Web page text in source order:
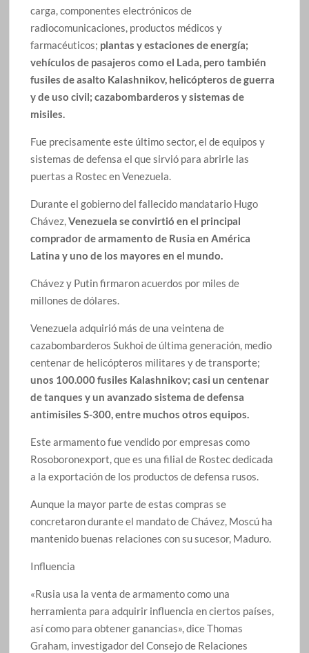
carga, componentes electrónicos de
radiocomunicaciones, productos médicos y
farmacéuticos; plantas y estaciones de energía;
vehículos de pasajeros como el Lada, pero también
fusiles de asalto Kalashnikov, helicópteros de guerra
y de uso civil; cazabombarderos y sistemas de
misiles.
Fue precisamente este último sector, el de equipos y
sistemas de defensa el que sirvió para abrirle las
puertas a Rostec en Venezuela.
Durante el gobierno del fallecido mandatario Hugo
Chávez,Venezuela se convirtió en el principal
comprador de armamento de Rusia en América
Latina y uno de los mayores en el mundo.
Chávez y Putin firmaron acuerdos por miles de
millones de dólares.
Venezuela adquirió más de una veintena de
cazabombarderos Sukhoi de última generación, medio
centenar de helicópteros militares y de transporte;
unos 100.000 fusiles Kalashnikov; casi un centenar
de tanques y un avanzado sistema de defensa
antimisiles S-300, entre muchos otros equipos.
Este armamento fue vendido por empresas como
Rosoboronexport, que es una filial de Rostec dedicada
a la exportación de los productos de defensa rusos.
Aunque la mayor parte de estas compras se
concretaron durante el mandato de Chávez, Moscú ha
mantenido buenas relaciones con su sucesor, Maduro.
Influencia
«Rusia usa la venta de armamento como una
herramienta para adquirir influencia en ciertos países,
así como para obtener ganancias», dice Thomas
Graham, investigador del Consejo de Relaciones